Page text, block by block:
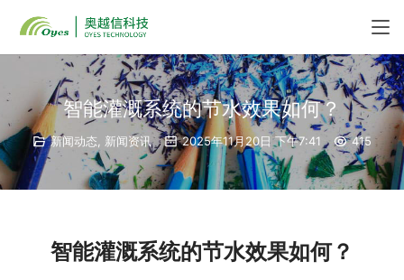
智能灌溉系统的节水效果如何？
新闻动态 新闻资讯 2025年11月20日 下午7:41 415
智能灌溉系统的节水效果如何？